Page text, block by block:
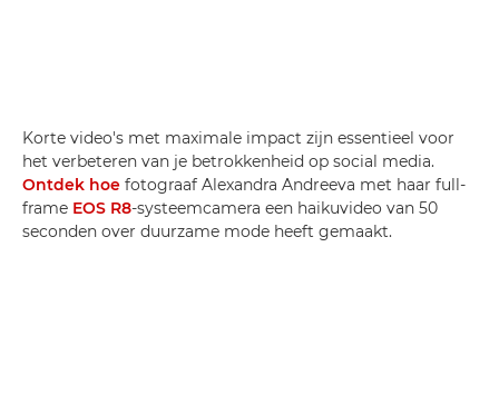
Korte video's met maximale impact zijn essentieel voor
het verbeteren van je betrokkenheid op social media.
Ontdek hoe fotograaf Alexandra Andreeva met haar full-
frame EOS R8-systeemcamera een haikuvideo van 50
seconden over duurzame mode heeft gemaakt.